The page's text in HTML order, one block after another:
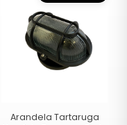
Arandela Tartaruga